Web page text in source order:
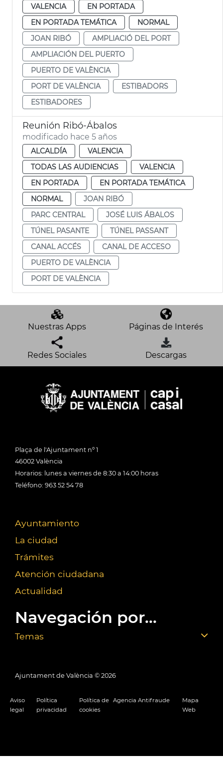
VALENCIA
EN PORTADA
EN PORTADA TEMÁTICA
NORMAL
JOAN RIBÓ
AMPLIACIÓ DEL PORT
AMPLIACIÓN DEL PUERTO
PUERTO DE VALÈNCIA
PORT DE VALÈNCIA
ESTIBADORS
ESTIBADORES
Reunión Ribó-Ábalos
modificado hace 5 años
ALCALDÍA
VALENCIA
TODAS LAS AUDIENCIAS
VALENCIA
EN PORTADA
EN PORTADA TEMÁTICA
NORMAL
JOAN RIBÓ
PARC CENTRAL
JOSÉ LUIS ÁBALOS
TÚNEL PASANTE
TÚNEL PASSANT
CANAL ACCÉS
CANAL DE ACCESO
PUERTO DE VALÈNCIA
PORT DE VALÈNCIA
Nuestras Apps Páginas de Interés
Redes Sociales Descargas
Plaça de l'Ajuntament nº 1
46002 València
Horarios: lunes a viernes de 8:30 a 14:00 horas
Teléfono: 963 52 54 78
Ayuntamiento
La ciudad
Trámites
Atención ciudadana
Actualidad
Navegación por...
Temas
Ajuntament de València © 2026
Aviso
legal
Política
privacidad
Política de
cookies
Agencia Antifraude
Mapa
Web